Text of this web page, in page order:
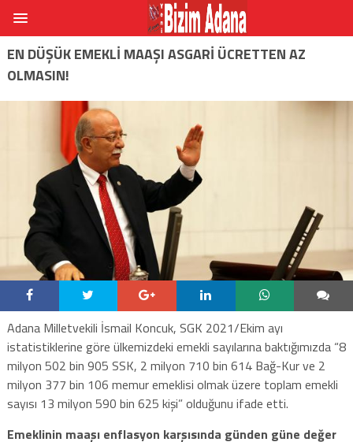
EN DÜŞÜK EMEKLİ MAAŞI ASGARİ ÜCRETTEN AZ
OLMASIN!
Adana Milletvekili İsmail Koncuk, SGK 2021/Ekim ayı
istatistiklerine göre ülkemizdeki emekli sayılarına baktığımızda “8
milyon 502 bin 905 SSK, 2 milyon 710 bin 614 Bağ-Kur ve 2
milyon 377 bin 106 memur emeklisi olmak üzere toplam emekli
sayısı 13 milyon 590 bin 625 kişi” olduğunu ifade etti.
Emeklinin maaşı enflasyon karşısında günden güne değer